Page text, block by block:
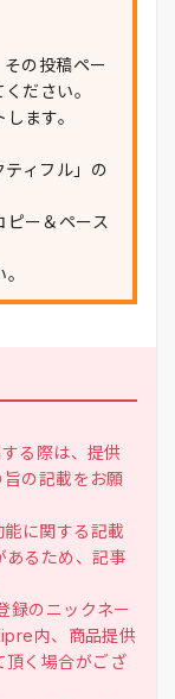
の投稿ペー
ださい。
ます。
ィフル」の
ー＆ペース
る際は、提供
の記載をお願
に関する記載
あるため、記事
録のニックネー
内、商品提供
頂く場合がござ